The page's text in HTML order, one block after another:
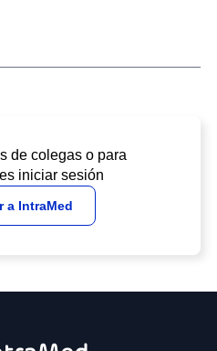
de colegas o para
iniciar sesión
a IntraMed